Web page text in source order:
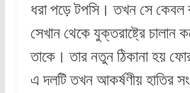
ধরা পড়ে টপসি। তখন সে কেবল
সেখান থেকে যুক্তরাষ্ট্রে চালান
তাকে। তার নতুন ঠিকানা হয়
এ দলটি তখন আকর্ষণীয় হাতির